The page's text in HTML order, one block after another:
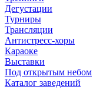
Дегустации
Турниры
Трансляции
Антистресс-хоры
Караоке
Выставки
Под открытым небом
Каталог заведений